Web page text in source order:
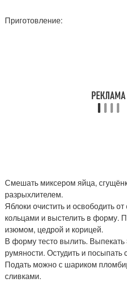
Приготовление:
Смешать миксером яйца,
разрыхлителем.
Яблоки очистить и освободить
кольцами и выстелить в форму.
изюмом, цедрой и корицей.
В форму тесто вылить.
румяности. Остудить и посыпать
Подать можно с шариком
сливками.